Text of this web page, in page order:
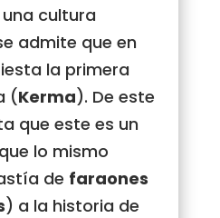
cultura
admite que en
la primera
(Kerma). De este
que este es un
lo mismo
de faraones
) a la historia de